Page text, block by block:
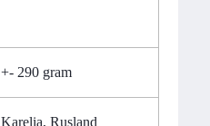
+- 290 gram
Karelia, Rusland